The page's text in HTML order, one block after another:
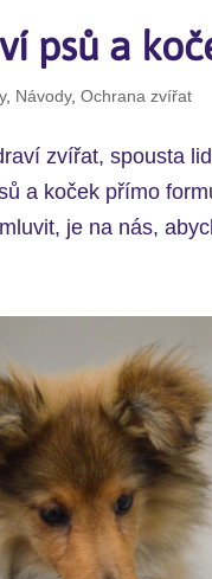
psů a
, Návody,Ochrana zvířat
zvířat, spousta
a koček přímo
je na nás,